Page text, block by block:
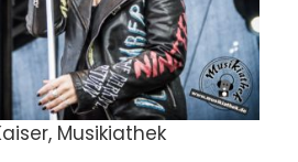
Musikiathek